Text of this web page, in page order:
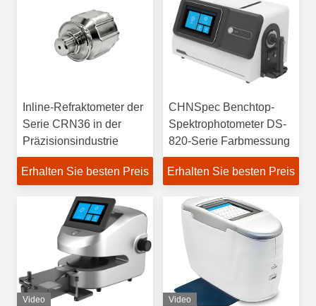
Inline-Refraktometer der
Serie CRN36 in der
Präzisionsindustrie
Erhalten Sie besten Preis
CHNSpec Benchtop-
Spektrophotometer DS-
820-Serie Farbmessung
Erhalten Sie besten Preis
Video Video